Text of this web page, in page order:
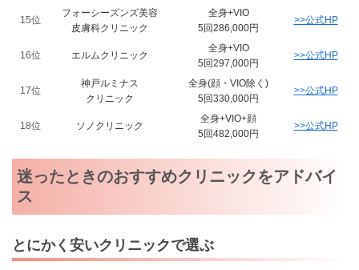
15位
フォーシーズンズ美容
皮膚科クリニック
全身+VIO
5回286,000円
>>公式HP
16位 エルムクリニック
全身+VIO
5回297,000円
>>公式HP
17位
神戸ルミナス
クリニック
全身(顔・VIO除く)
5回330,000円
>>公式HP
18位 ソノクリニック
全身+VIO+顔
5回482,000円
>>公式HP
迷ったときのおすすめクリニックをアドバイ
ス
とにかく安いクリニックで選ぶ